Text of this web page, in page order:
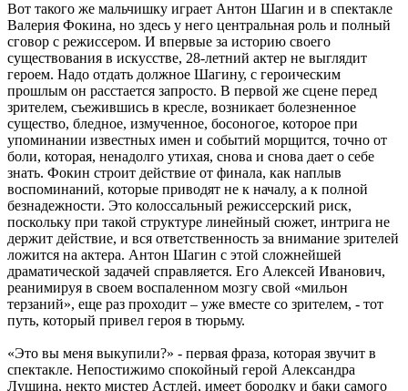
Вот такого же мальчишку играет Антон Шагин и в спектакле
Валерия Фокина, но здесь у него центральная роль и полный
сговор с режиссером. И впервые за историю своего
существования в искусстве, 28-летний актер не выглядит
героем. Надо отдать должное Шагину, с героическим
прошлым он расстается запросто. В первой же сцене перед
зрителем, съежившись в кресле, возникает болезненное
существо, бледное, измученное, босоногое, которое при
упоминании известных имен и событий морщится, точно от
боли, которая, ненадолго утихая, снова и снова дает о себе
знать. Фокин строит действие от финала, как наплыв
воспоминаний, которые приводят не к началу, а к полной
безнадежности. Это колоссальный режиссерский риск,
поскольку при такой структуре линейный сюжет, интрига не
держит действие, и вся ответственность за внимание зрителей
ложится на актера. Антон Шагин с этой сложнейшей
драматической задачей справляется. Его Алексей Иванович,
реанимируя в своем воспаленном мозгу свой «мильон
терзаний», еще раз проходит – уже вместе со зрителем, - тот
путь, который привел героя в тюрьму.
«Это вы меня выкупили?» - первая фраза, которая звучит в
спектакле. Непостижимо спокойный герой Александра
Лушина, некто мистер Астлей, имеет бородку и баки самого